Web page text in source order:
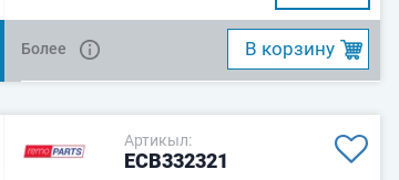
Более B корзину
Артикыл:
ECB332321